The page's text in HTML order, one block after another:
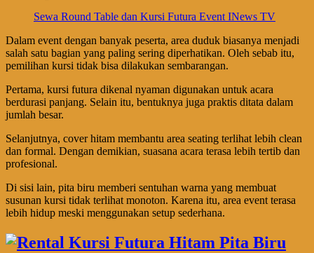
Sewa Round Table dan Kursi Futura Event INews TV
Dalam event dengan banyak peserta, area duduk biasanya menjadi
salah satu bagian yang paling sering diperhatikan. Oleh sebab itu,
pemilihan kursi tidak bisa dilakukan sembarangan.
Pertama, kursi futura dikenal nyaman digunakan untuk acara
berdurasi panjang. Selain itu, bentuknya juga praktis ditata dalam
jumlah besar.
Selanjutnya, cover hitam membantu area seating terlihat lebih clean
dan formal. Dengan demikian, suasana acara terasa lebih tertib dan
profesional.
Di sisi lain, pita biru memberi sentuhan warna yang membuat
susunan kursi tidak terlihat monoton. Karena itu, area event terasa
lebih hidup meski menggunakan setup sederhana.